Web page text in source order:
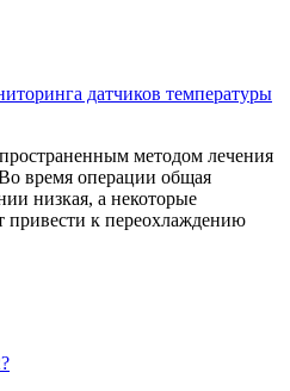
датчиков температуры
методом лечения
время операции общая
низкая, а некоторые
привести к переохлаждению